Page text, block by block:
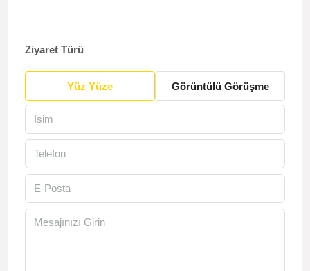
Ziyaret Türü
Yüz Yüze Görüntülü Görüşme